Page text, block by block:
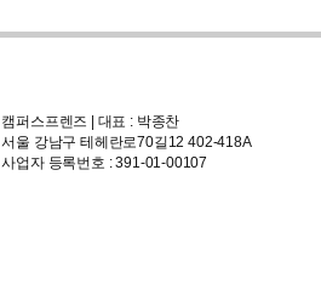
캠퍼스프렌즈 | 대표 : 박종찬
서울 강남구 테헤란로70길12 402-418A
사업자 등록번호 : 391-01-00107